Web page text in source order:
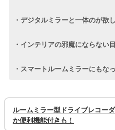
・デジタルミラーと一体のが欲
・インテリアの邪魔にならない
・スマートルームミラーにもな
ルームミラー型ドライブレコー
か便利機能付きも！